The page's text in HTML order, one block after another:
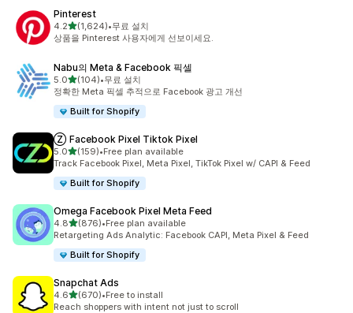
Pinterest
4.2별 5개 중
(1,624)
총 리뷰 1624개
•무료 설치
상품을 Pinterest 사용자에게 선보이세요.
Nabu의 Meta & Facebook 픽셀
5.0별 5개 중
(104)
총 리뷰 104개
•무료 설치
정확한 Meta 픽셀 추적으로 Facebook 광고 개선
Built for Shopify
Ⓩ Facebook Pixel Tiktok Pixel
5.0별 5개 중
(159)
총 리뷰 159개
•Free plan available
Track Facebook Pixel, Meta Pixel, TikTok Pixel w/ CAPI & Feed
Built for Shopify
Omega Facebook Pixel Meta Feed
4.8별 5개 중
(876)
총 리뷰 876개
•Free plan available
Retargeting Ads Analytic: Facebook CAPI, Meta Pixel & Feed
Built for Shopify
Snapchat Ads
4.6별 5개 중
(670)
총 리뷰 670개
•Free to install
Reach shoppers with intent not just to scroll